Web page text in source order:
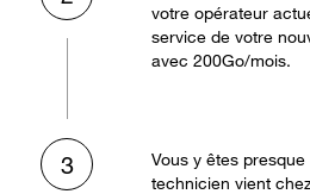
votre opérateur
service de votre
avec 200Go/mois.
3
Vous y êtes
technicien vient